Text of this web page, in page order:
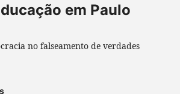
em Paulo
no falseamento de verdades